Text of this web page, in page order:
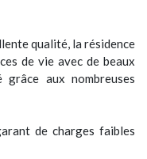
qualité, la résidence
de vie avec de beaux
aux nombreuses
de charges faibles